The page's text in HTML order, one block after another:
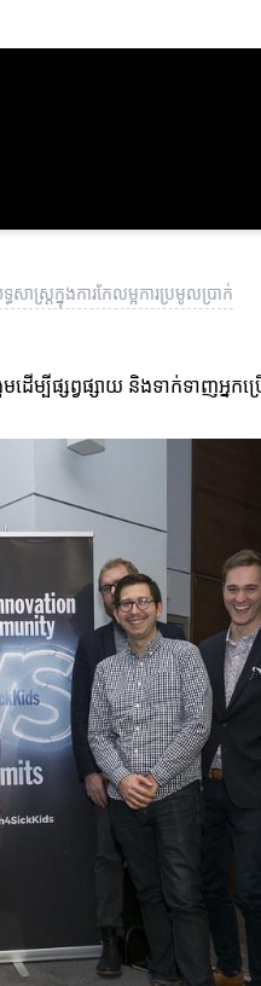
ស្ត្រក្នុងការកែលម្អការប្រមូលប្រាក់
ើម្បីផ្សព្វផ្សាយ និងទាក់ទាញអ្នកប្